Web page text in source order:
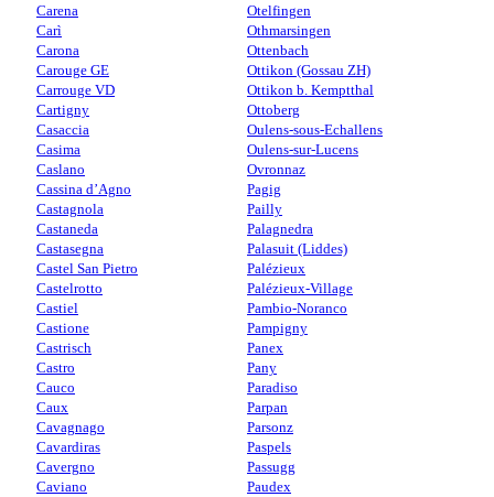
Carena
Carì
Carona
Carouge GE
Carrouge VD
Cartigny
Casaccia
Casima
Caslano
Cassina d’Agno
Castagnola
Castaneda
Castasegna
Castel San Pietro
Castelrotto
Castiel
Castione
Castrisch
Castro
Cauco
Caux
Cavagnago
Cavardiras
Cavergno
Caviano
Otelfingen
Othmarsingen
Ottenbach
Ottikon (Gossau ZH)
Ottikon b. Kemptthal
Ottoberg
Oulens-sous-Echallens
Oulens-sur-Lucens
Ovronnaz
Pagig
Pailly
Palagnedra
Palasuit (Liddes)
Palézieux
Palézieux-Village
Pambio-Noranco
Pampigny
Panex
Pany
Paradiso
Parpan
Parsonz
Paspels
Passugg
Paudex